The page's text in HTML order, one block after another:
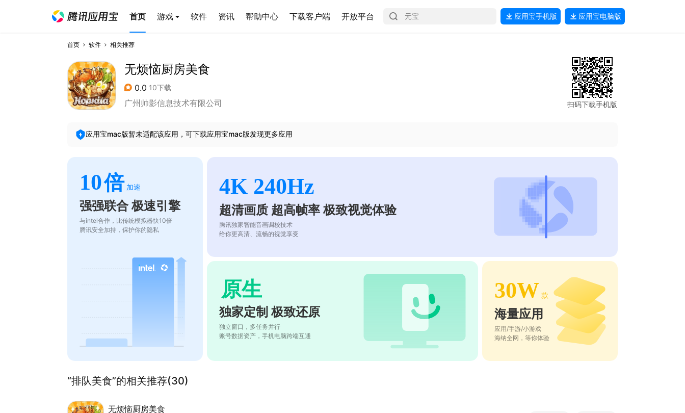
首页 游戏 软件 资讯 帮助中心 下载客户端 开放平台 应用宝手机版 应用宝电脑版
首页 软件 相关推荐
无烦恼厨房美食
0.0 10下载
广州帅影信息技术有限公司 扫码下载手机版
应用宝mac版暂未适配该应用，可下载应用宝mac版发现更多应用
10倍 加速
强强联合 极速引擎
与intel合作，比传统模拟器快10倍
腾讯安全加持，保护你的隐私
4K 240Hz
超清画质 超高帧率 极致视觉体验
腾讯独家智能音画调校技术
给你更高清、流畅的视觉享受
原生
独家定制 极致还原
独立窗口，多任务并行
账号数据资产，手机电脑跨端互通
30W 款
海量应用
应用/手游/小游戏
海纳全网，等你体验
“排队美食”的相关推荐(30)
无烦恼厨房美食